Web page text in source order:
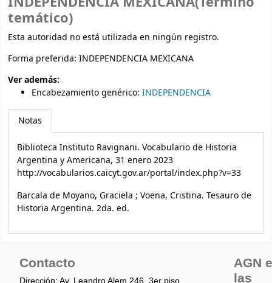
temático)
Esta autoridad no está utilizada en ningún registro.
Forma preferida: INDEPENDENCIA MEXICANA
Ver además:
Encabezamiento genérico: INDEPENDENCIA
Notas
Biblioteca Instituto Ravignani. Vocabulario de Historia
Argentina y Americana, 31 enero 2023
http://vocabularios.caicyt.gov.ar/portal/index.php?v=33
Barcala de Moyano, Graciela ; Voena, Cristina. Tesauro de
Historia Argentina. 2da. ed.
Contacto
Dirección: Av. Leandro Alem 246, 3er piso
AGN
las